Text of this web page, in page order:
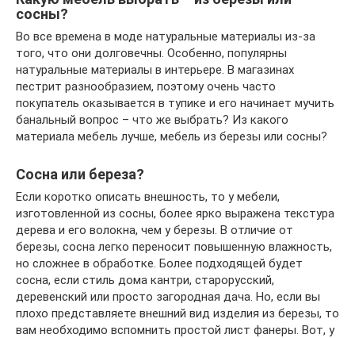
сосны?
Во все времена в моде натуральные материалы из-за
того, что они долговечны. Особенно, популярны
натуральные материалы в интерьере. В магазинах
пестрит разнообразием, поэтому очень часто
покупатель оказывается в тупике и его начинает мучить
банальный вопрос – что же выбрать? Из какого
материала мебель лучше, мебель из березы или сосны?
Сосна или береза?
Если коротко описать внешность, то у мебели,
изготовленной из сосны, более ярко выражена текстура
дерева и его волокна, чем у березы. В отличие от
березы, сосна легко переносит повышенную влажность,
но сложнее в обработке. Более подходящей будет
сосна, если стиль дома кантри, старорусский,
деревенский или просто загородная дача. Но, если вы
плохо представляете внешний вид изделия из березы, то
вам необходимо вспомнить простой лист фанеры. Вот, у